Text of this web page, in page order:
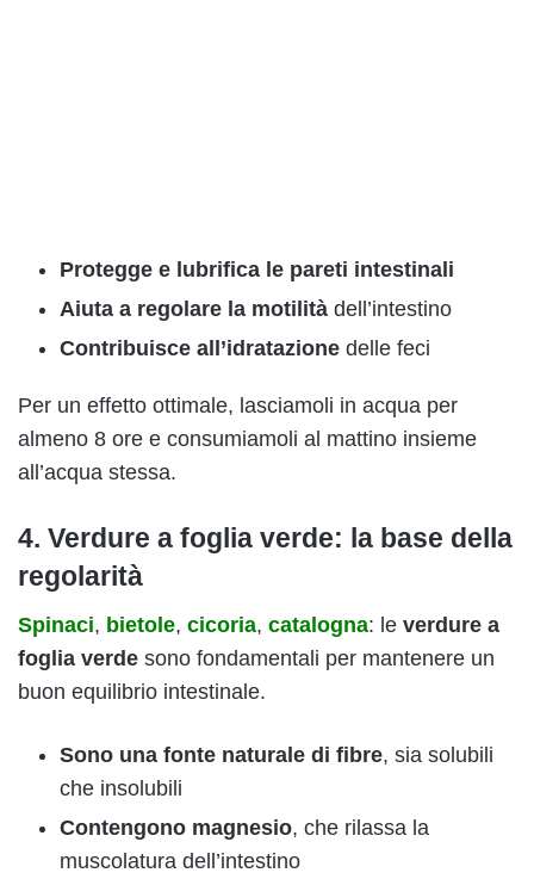
Protegge e lubrifica le pareti intestinali
Aiuta a regolare la motilità dell’intestino
Contribuisce all’idratazione delle feci
Per un effetto ottimale, lasciamoli in acqua per
almeno 8 ore e consumiamoli al mattino insieme
all’acqua stessa.
4. Verdure a foglia verde: la base della
regolarità
Spinaci, bietole, cicoria, catalogna: le verdure a
foglia verde sono fondamentali per mantenere un
buon equilibrio intestinale.
Sono una fonte naturale di fibre, sia solubili
che insolubili
Contengono magnesio, che rilassa la
muscolatura dell’intestino